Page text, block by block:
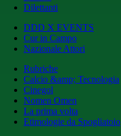
Dilettanti
DDD X EVENTS
Cur in Campo
Nazionale Attori
Rubriche
Calcio &amp; Tecnologia
Cinegol
Nomen Omen
La prima volta
Etimologie da Spogliatoio